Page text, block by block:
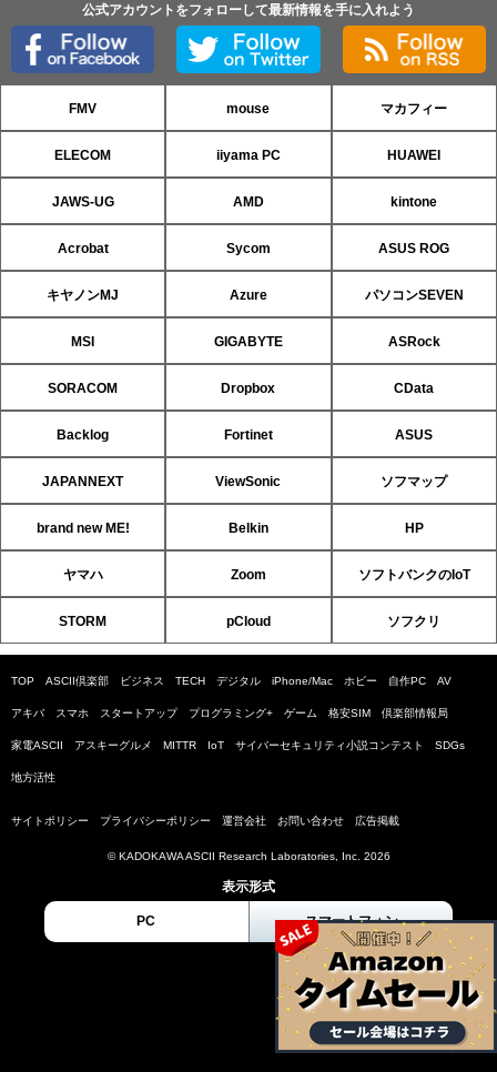
公式アカウントをフォローして最新情報を手に入れよう
FMV mouse マカフィー
ELECOM iiyama PC HUAWEI
JAWS-UG AMD kintone
Acrobat Sycom ASUS ROG
キヤノンMJ Azure パソコンSEVEN
MSI GIGABYTE ASRock
SORACOM Dropbox CData
Backlog Fortinet ASUS
JAPANNEXT ViewSonic ソフマップ
brand new ME! Belkin HP
ヤマハ Zoom ソフトバンクのIoT
STORM pCloud ソフクリ
TOP ASCII倶楽部 ビジネス TECH デジタル iPhone/Mac ホビー 自作PC AV
アキバ スマホ スタートアップ プログラミング+ ゲーム 格安SIM 倶楽部情報局
家電ASCII アスキーグルメ MITTR IoT サイバーセキュリティ小説コンテスト SDGs
地方活性
サイトポリシー プライバシーポリシー 運営会社 お問い合わせ 広告掲載
© KADOKAWA ASCII Research Laboratories, Inc. 2026
表示形式
PC スマートフォン